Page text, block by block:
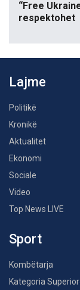
“Free
respektohet
Lajme
Politikë
Kronikë
Aktualitet
Ekonomi
Sociale
Video
Top News LIVE
Sport
Kombëtarja
Kategoria